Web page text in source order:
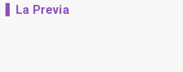
La Previa